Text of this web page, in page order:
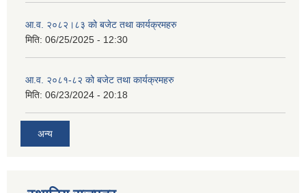
आ.व. २०८२।८३ को बजेट तथा कार्यक्रमहरु
मिति: 06/25/2025 - 12:30
आ.व. २०८१-८२ को बजेट तथा कार्यक्रमहरु
मिति: 06/23/2024 - 20:18
अन्य